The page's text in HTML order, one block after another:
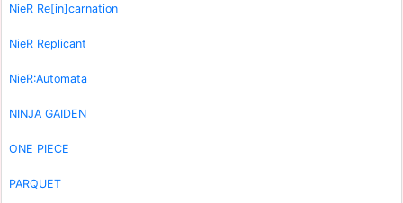
NieR Re[in]carnation
NieR Replicant
NieR:Automata
NINJA GAIDEN
ONE PIECE
PARQUET